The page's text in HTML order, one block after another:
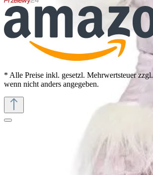
* Alle Preise inkl. gesetzl. Mehrwertsteuer zzgl.
wenn nicht anders angegeben.